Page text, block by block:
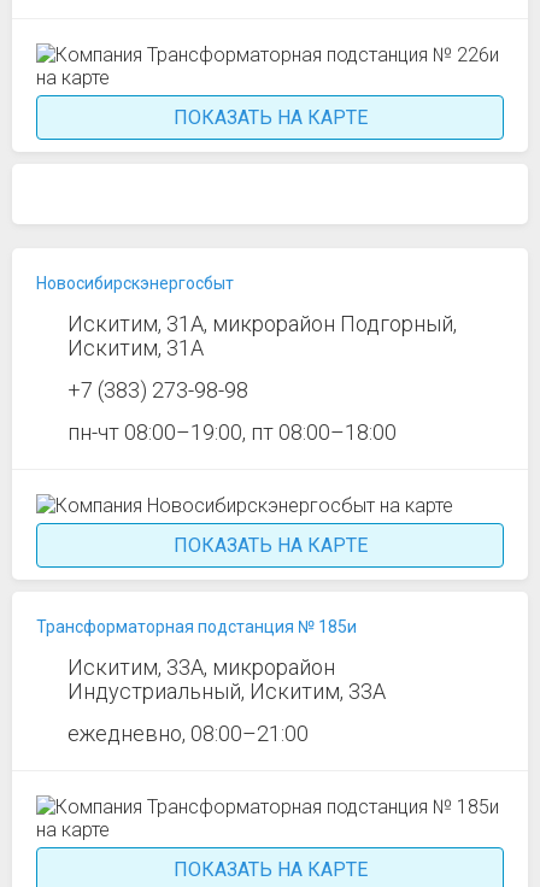
ПОКАЗАТЬ НА КАРТЕ
Новосибирскэнергосбыт
Искитим, 31А, микрорайон Подгорный,
Искитим, 31А
+7 (383) 273-98-98
пн-чт 08:00–19:00, пт 08:00–18:00
ПОКАЗАТЬ НА КАРТЕ
Трансформаторная подстанция № 185и
Искитим, 33А, микрорайон
Индустриальный, Искитим, 33А
ежедневно, 08:00–21:00
ПОКАЗАТЬ НА КАРТЕ